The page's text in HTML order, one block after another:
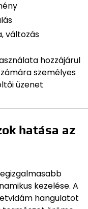
változás
hozzájárul
személyes
üzenet
hatása az
kezelése. A
hangulatot